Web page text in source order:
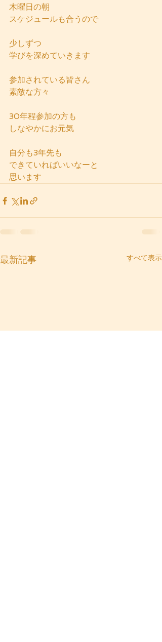
木曜日の朝
スケジュールも合うので
少しずつ
学びを深めていきます
参加されている皆さん
素敵な方々
30年程参加の方も
しなやかにお元気
自分も3年先も
できていればいいなーと
思います
最新記事 すべて表示